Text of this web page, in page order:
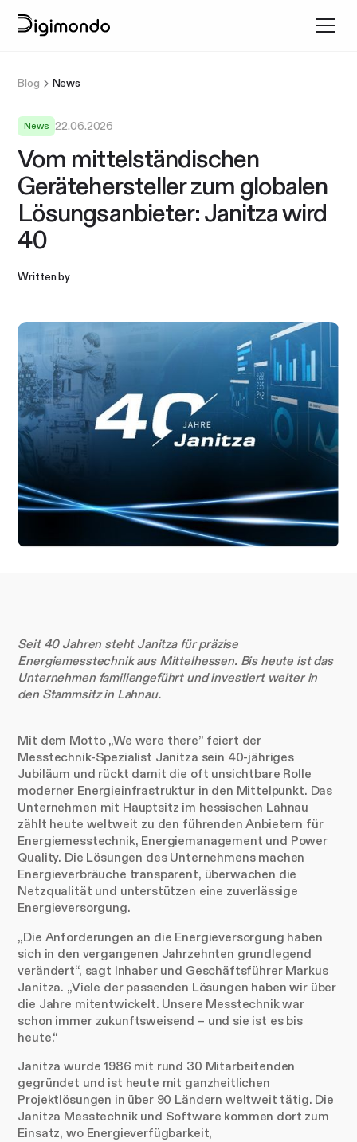
Blog News
News 22.06.2026
Vom mittelständischen
Gerätehersteller zum globalen
Lösungsanbieter: Janitza wird
40
Written by
Seit 40 Jahren steht Janitza für präzise
Energiemesstechnik aus Mittelhessen. Bis heute ist das
Unternehmen familiengeführt und investiert weiter in
den Stammsitz in Lahnau.
Mit dem Motto „We were there” feiert der
Messtechnik-Spezialist Janitza sein 40-jähriges
Jubiläum und rückt damit die oft unsichtbare Rolle
moderner Energieinfrastruktur in den Mittelpunkt. Das
Unternehmen mit Hauptsitz im hessischen Lahnau
zählt heute weltweit zu den führenden Anbietern für
Energiemesstechnik, Energiemanagement und Power
Quality. Die Lösungen des Unternehmens machen
Energieverbräuche transparent, überwachen die
Netzqualität und unterstützen eine zuverlässige
Energieversorgung.
„Die Anforderungen an die Energieversorgung haben
sich in den vergangenen Jahrzehnten grundlegend
verändert“, sagt Inhaber und Geschäftsführer Markus
Janitza. „Viele der passenden Lösungen haben wir über
die Jahre mitentwickelt. Unsere Messtechnik war
schon immer zukunftsweisend – und sie ist es bis
heute.“
Janitza wurde 1986 mit rund 30 Mitarbeitenden
gegründet und ist heute mit ganzheitlichen
Projektlösungen in über 90 Ländern weltweit tätig. Die
Janitza Messtechnik und Software kommen dort zum
Einsatz, wo Energieverfügbarkeit,